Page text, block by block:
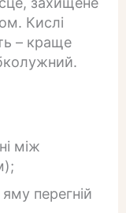
Кислі
– краще
між
перегній